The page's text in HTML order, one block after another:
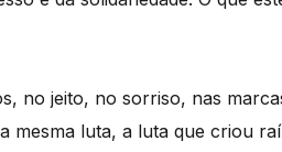
no jeito, no sorriso, nas
mesma luta, a luta que criou